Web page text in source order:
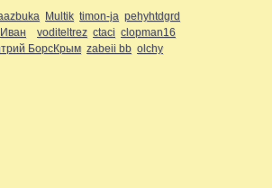
Multik timon-ja pehyhtdgrd
Иван voditeltrez ctaci clopman16
БорсКрым zabeii bb olchy